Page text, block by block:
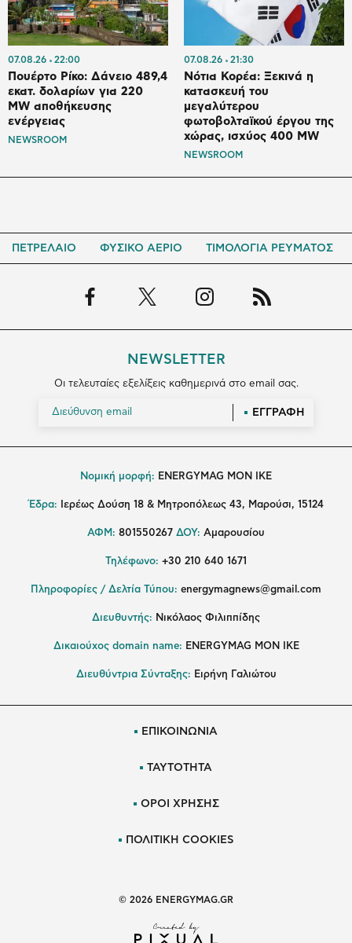
07.08.26 22:00
Πουέρτο Ρίκο: Δάνειο 489,4
εκατ. δολαρίων για 220
MW αποθήκευσης
ενέργειας
NEWSROOM
07.08.26 21:30
Νότια Κορέα: Ξεκινά η
κατασκευή του
μεγαλύτερου
φωτοβολταϊκού έργου της
χώρας, ισχύος 400 MW
NEWSROOM
ΠΕΤΡΕΛΑΙΟ ΦΥΣΙΚΟ ΑΕΡΙΟ ΤΙΜΟΛΟΓΙΑ ΡΕΥΜΑΤΟΣ
NEWSLETTER
Οι τελευταίες εξελίξεις καθημερινά στο email σας.
ΕΓΓΡΑΦΗ
Νομική μορφή: ENERGYMAG MON IKE
Έδρα: Ιερέως Δούση 18 & Μητροπόλεως 43, Μαρούσι, 15124
ΑΦΜ: 801550267 ΔΟΥ: Αμαρουσίου
Τηλέφωνο: +30 210 640 1671
Πληροφορίες / Δελτία Τύπου: energymagnews@gmail.com
Διευθυντής: Νικόλαος Φιλιππίδης
Δικαιούχος domain name: ENERGYMAG ΜΟΝ ΙΚΕ
Διευθύντρια Σύνταξης: Ειρήνη Γαλιώτου
ΕΠΙΚΟΙΝΩΝΙΑ
ΤΑΥΤΟΤΗΤΑ
ΟΡΟΙ ΧΡΗΣΗΣ
ΠΟΛΙΤΙΚΗ COOKIES
© 2026 ENERGYMAG.GR